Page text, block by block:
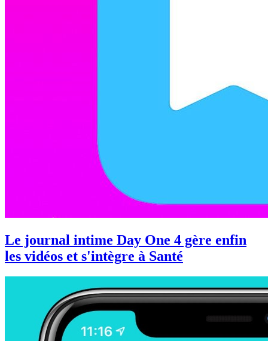
Le journal intime Day One 4 gère enfin
les vidéos et s'intègre à Santé